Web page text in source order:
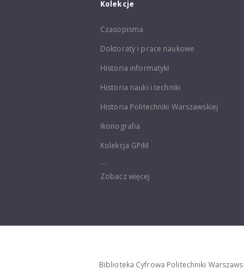
Kolekcje
Czasopisma
Doktoraty i prace naukowe
Historia informatyki
Historia nauki i techniki
Historia Politechniki Warszawskiej
Ikonografia
Kolekcja GPiM
...
Zobacz więcej
Biblioteka Cyfrowa Politechniki